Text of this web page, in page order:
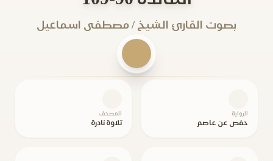
بصوت القارئ الشيخ / مصطفى اسماعيل
الرواية
حفص عن عاصم
المصحف
تلاوة نادرة